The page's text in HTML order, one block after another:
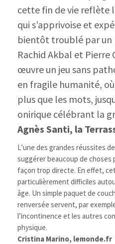
cette fin de vie reflète
qui s’apprivoise et
bientôt troublé par un
Rachid Akbal et
œuvre un jeu sans
en fragile humanité,
plus que les mots,
onirique célébrant la
Agnès Santi, la
L’une des grandes réussites
suggérer beaucoup de
façon trop directe. En effet,
particulièrement difficiles
âge. Un simple paquet de
renversée servent, par
l’incontinence et les autres
physique.
Cristina Marino, lemonde.fr